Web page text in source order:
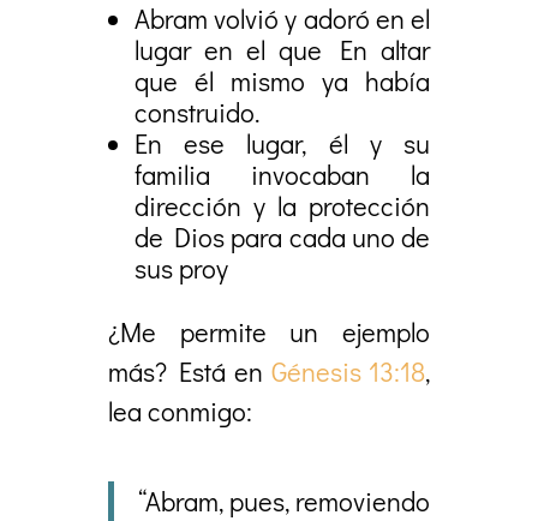
Abram volvió y adoró en el
lugar en el que En altar
que él mismo ya había
construido.
En ese lugar, él y su
familia invocaban la
dirección y la protección
de Dios para cada uno de
sus proy
¿Me permite un ejemplo
más? Está en Génesis 13:18,
lea conmigo:
“Abram, pues, removiendo